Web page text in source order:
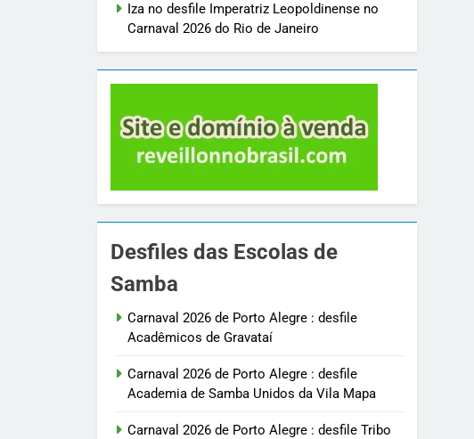
Iza no desfile Imperatriz Leopoldinense no
Carnaval 2026 do Rio de Janeiro
Desfiles das Escolas de
Samba
Carnaval 2026 de Porto Alegre : desfile
Acadêmicos de Gravataí
Carnaval 2026 de Porto Alegre : desfile
Academia de Samba Unidos da Vila Mapa
Carnaval 2026 de Porto Alegre : desfile Tribo